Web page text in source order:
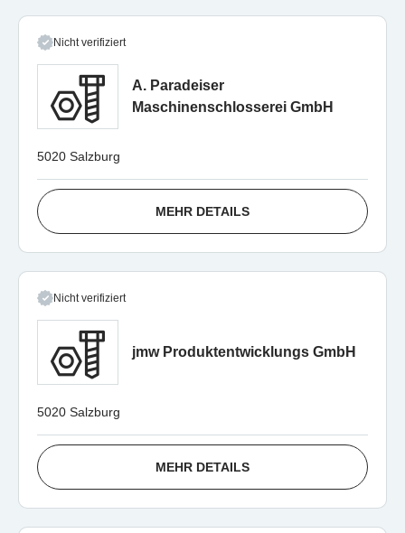
Nicht verifiziert
A. Paradeiser
Maschinenschlosserei GmbH
5020 Salzburg
MEHR DETAILS
Nicht verifiziert
jmw Produktentwicklungs GmbH
5020 Salzburg
MEHR DETAILS